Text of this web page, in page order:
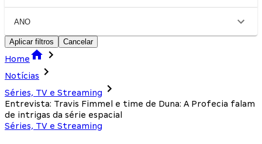
ANO
Aplicar filtros Cancelar
Home
Notícias
Séries, TV e Streaming
Entrevista: Travis Fimmel e time de Duna: A Profecia falam
de intrigas da série espacial
Séries, TV e Streaming